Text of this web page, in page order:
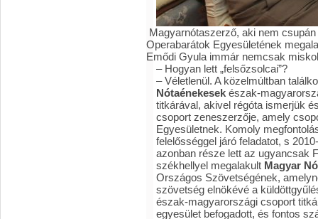
Magyarnótaszerző, aki nem
Operabarátok Egyesületének
Emődi Gyula immár nemcsak
– Hogyan lett „felsőzsolcai”?
– Véletlenül. A közelmúltban
Nótaénekesek észak-
titkárával, akivel régóta ismerjük
csoport zeneszerzője, amely
Egyesületnek. Komoly
felelősséggel járó feladatot, s
azonban része lett az ugyancsak
székhellyel megalakult Magyar
Országos Szövetségének,
szövetség elnökévé a
észak-magyarországi csoport
egyesület befogadott, és fontos